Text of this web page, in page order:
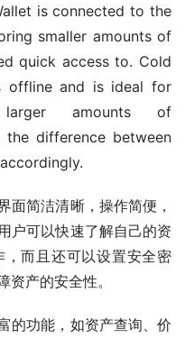
is connected to the
smaller amounts of
quick access to. Cold
offline and is ideal for
amounts of
the difference between
面简洁清晰，操作简便，
户可以快速了解自己的资
而且还可以设置安全密
产的安全性。
的功能，如资产查询、价